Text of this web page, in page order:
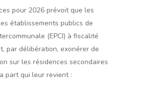
pour 2026 prévoit que les
établissements publics de
(EPCI) à fiscalité
par délibération, exonérer de
sur les résidences secondaires
part qui leur revient :